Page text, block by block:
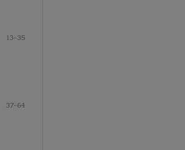
13-35
37-64